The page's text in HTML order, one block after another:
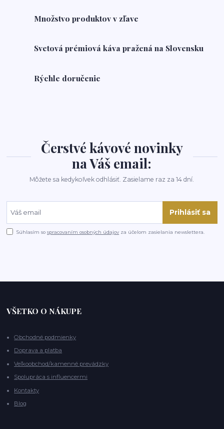
Množstvo produktov v zľave
Svetová prémiová káva pražená na Slovensku
Rýchle doručenie
Čerstvé kávové novinky
na Váš email:
Môžete sa kedykoľvek odhlásiť. Zasielame raz za 14 dní.
Prihlásiť sa
Súhlasím sospracovaním osobných údajov za účelom zasielania newslettera.
VŠETKO O NÁKUPE
Obchodné podmienky
Doprava a platba
Veľkoobchod/kamenné prevádzky
Spolupráca s influencermi
Kontakty
Blog